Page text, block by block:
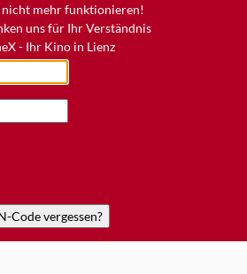
nicht mehr funktionieren!
uns für Ihr Verständnis
- Ihr Kino in Lienz